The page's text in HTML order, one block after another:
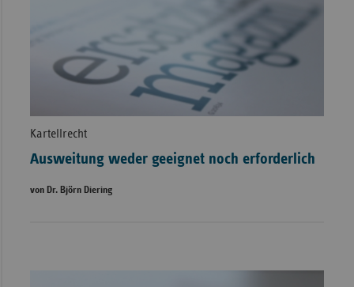
Kartellrecht
Ausweitung weder geeignet noch erforderlich
von Dr. Björn Diering